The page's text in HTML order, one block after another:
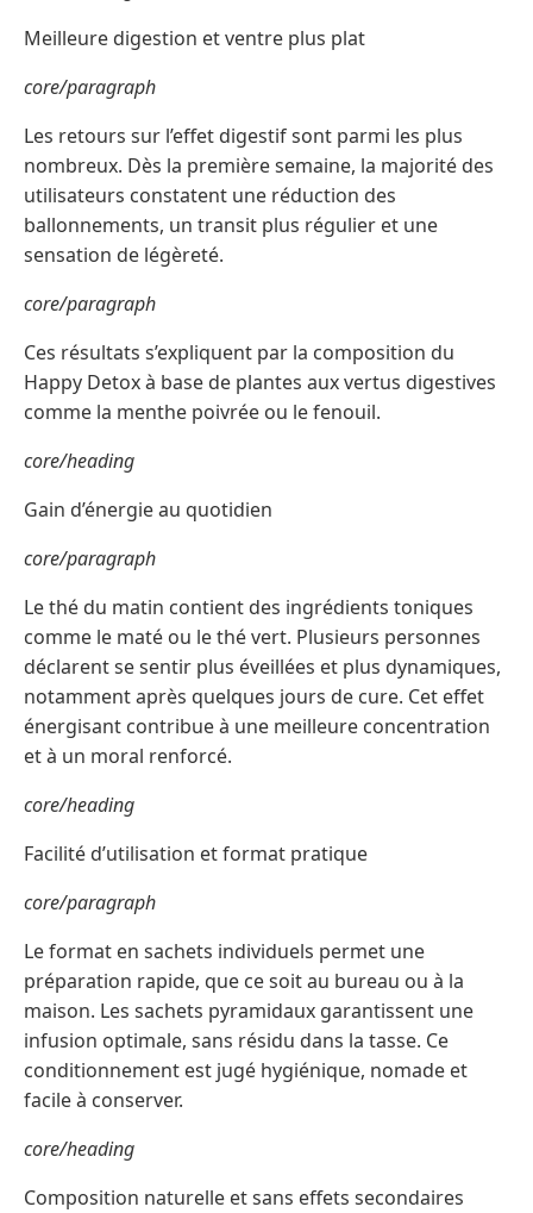
Meilleure digestion et ventre plus plat
core/paragraph
Les retours sur l’effet digestif sont parmi les plus
nombreux. Dès la première semaine, la majorité des
utilisateurs constatent une réduction des
ballonnements, un transit plus régulier et une
sensation de légèreté.
core/paragraph
Ces résultats s’expliquent par la composition du
Happy Detox à base de plantes aux vertus digestives
comme la menthe poivrée ou le fenouil.
core/heading
Gain d’énergie au quotidien
core/paragraph
Le thé du matin contient des ingrédients toniques
comme le maté ou le thé vert. Plusieurs personnes
déclarent se sentir plus éveillées et plus dynamiques,
notamment après quelques jours de cure. Cet effet
énergisant contribue à une meilleure concentration
et à un moral renforcé.
core/heading
Facilité d’utilisation et format pratique
core/paragraph
Le format en sachets individuels permet une
préparation rapide, que ce soit au bureau ou à la
maison. Les sachets pyramidaux garantissent une
infusion optimale, sans résidu dans la tasse. Ce
conditionnement est jugé hygiénique, nomade et
facile à conserver.
core/heading
Composition naturelle et sans effets secondaires